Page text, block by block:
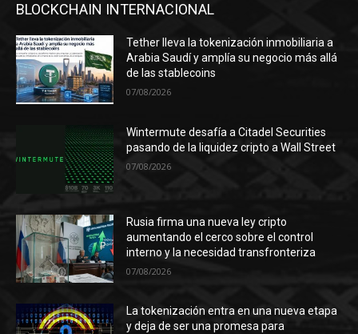
BLOCKCHAIN INTERNACIONAL
Tether lleva la tokenización inmobiliaria a
Arabia Saudí y amplía su negocio más allá
de las stablecoins
07/08/2026
Wintermute desafía a Citadel Securities
pasando de la liquidez cripto a Wall Street
07/08/2026
Rusia firma una nueva ley cripto
aumentando el cerco sobre el control
interno y la necesidad transfronteriza
07/08/2026
La tokenización entra en una nueva etapa
y deja de ser una promesa para